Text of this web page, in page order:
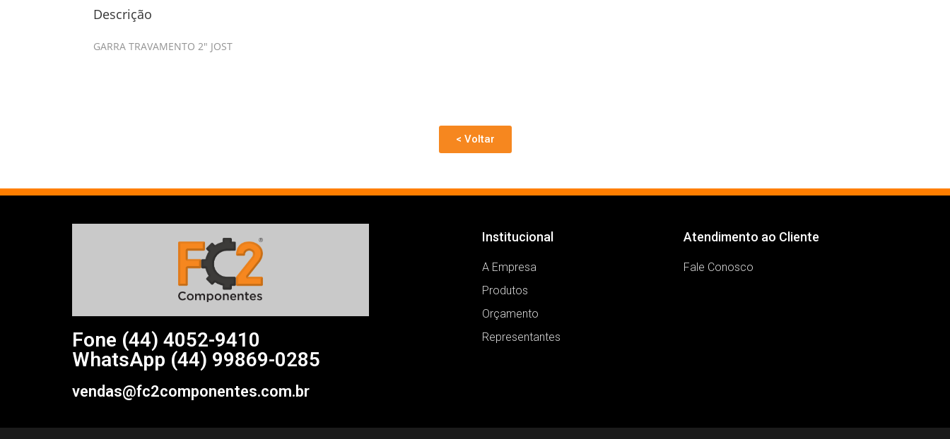
Descrição
GARRA TRAVAMENTO 2″ JOST
< Voltar
Fone (44) 4052-9410
WhatsApp (44) 99869-0285
vendas@fc2componentes.com.br
Institucional
A Empresa
Produtos
Orçamento
Representantes
Atendimento ao Cliente
Fale Conosco